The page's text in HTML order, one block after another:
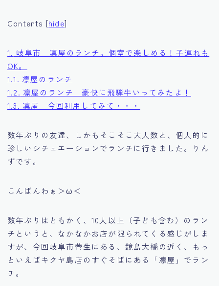
Contents [hide]
1. 岐阜市 凛屋のランチ。個室で楽しめる！子連れも
OK。
1.1. 凛屋のランチ
1.2. 凛屋のランチ 豪快に飛騨牛いってみたよ！
1.3. 凛屋 今回利用してみて・・・
数年ぶりの友達、しかもそこそこ大人数と、個人的に
珍しいシチュエーションでランチに行きました。りん
ずです。
こんばんわぁ＞ω＜
数年ぶりはともかく、10人以上（子ども含む）のラン
チというと、なかなかお店が限られてくる感じがしま
すが、今回岐阜市菅生にある、鏡島大橋の近く、もっ
といえばキクヤ島店のすぐそばにある「凛屋」でラン
チ。